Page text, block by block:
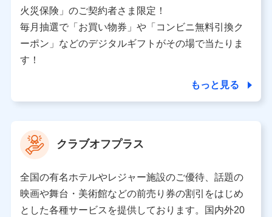
バンネット日本橋ビル 3F
株式会社ドコモ・インシュアランス
個人情報の第三者提供について
当社は利用目的の達成に必要な範囲内において個人情報
の取り扱いの全部または一部を委託する場合がありま
す。
個人データの共同利用
当社は株式会社NTTドコモとの間で、以下のとおり個
火災保険」のご契約者さま限定！
毎月抽選で「お買い物券」や「コンビニ無料引換ク
ーポン」などのデジタルギフトがその場で当たりま
す！
もっと見る
クラブオフプラス
全国の有名ホテルやレジャー施設のご優待、話題の
映画や舞台・美術館などの前売り券の割引をはじめ
とした各種サービスを提供しております。国内外20